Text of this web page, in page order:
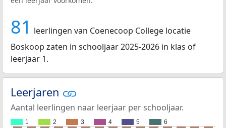
81 leerlingen van Coenecoop College locatie
Boskoop zaten in schooljaar 2025-2026 in klas of
leerjaar 1.
Leerjaren
Aantal leerlingen naar leerjaar per schooljaar.
1 2 3 4 5 6